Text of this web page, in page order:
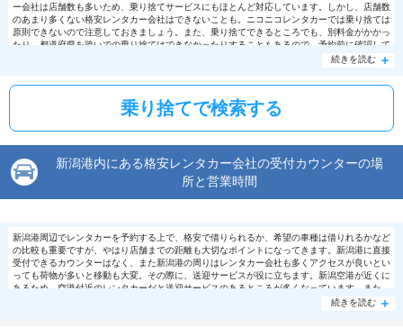
この店舗でレンタカーを探す
店舗詳細 店舗詳細ページはこちら
ー会社は店舗数も多いため、乗り捨てサービスにもほとんど対応しています。しかし、店舗数
のあまり多くない格安レンタカー会社はできないことも。ニコニコレンタカーでは乗り捨ては
原則できないので注意しておきましょう。また、乗り捨てできるところでも、別料金がかかっ
たり、都道府県を跨いでの乗り捨てはできなかったりすることもあるので、予約前に確認して
おきましょう。サービス内容も各社によって様々な条件が付けられているので、チェックして
続きを読む
乗り捨てで検索する
新潟港内にある格安レンタカー会社の受付カウンターの場
所と営業時間
新潟港周辺でレンタカーを予約する上で、格安で借りられるか、希望の車種は借りれるかなど
の比較も重要ですが、やはり店舗までの距離も大切なポイントになってきます。新潟港に直接
受付できるカウンターはなく、また新潟港の周りはレンタカー会社も多くアクセスが良いとい
っても荷物が多いと移動も大変。その際に、送迎サービスが役に立ちます。新潟空港が近くに
あるため、空港付近のレンタカーだと送迎サービスのあるところが多くなっています。また、
オリックスレンタカーは事前に予約をしておけば柔軟に対応してくれるとのこと。ただし、店
続きを読む